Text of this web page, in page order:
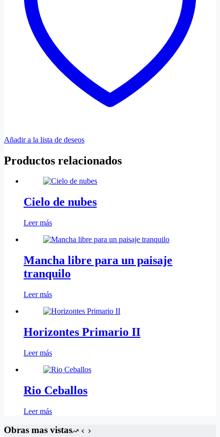
Añadir a la lista de deseos
Productos relacionados
Cielo de nubes
Leer más
Mancha libre para un paisaje
tranquilo
Leer más
Horizontes Primario II
Leer más
Rio Ceballos
Leer más
Obras mas vistas